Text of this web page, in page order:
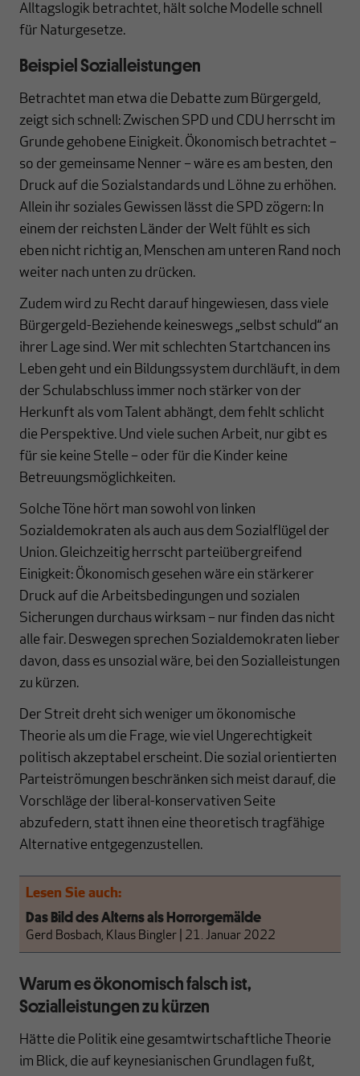
Alltagslogik betrachtet, hält solche Modelle schnell
für Naturgesetze.
Beispiel Sozialleistungen
Betrachtet man etwa die Debatte zum Bürgergeld,
zeigt sich schnell: Zwischen SPD und CDU herrscht im
Grunde gehobene Einigkeit. Ökonomisch betrachtet –
so der gemeinsame Nenner – wäre es am besten, den
Druck auf die Sozialstandards und Löhne zu erhöhen.
Allein ihr soziales Gewissen lässt die SPD zögern: In
einem der reichsten Länder der Welt fühlt es sich
eben nicht richtig an, Menschen am unteren Rand noch
weiter nach unten zu drücken.
Zudem wird zu Recht darauf hingewiesen, dass viele
Bürgergeld-Beziehende keineswegs „selbst schuld“ an
ihrer Lage sind. Wer mit schlechten Startchancen ins
Leben geht und ein Bildungssystem durchläuft, in dem
der Schulabschluss immer noch stärker von der
Herkunft als vom Talent abhängt, dem fehlt schlicht
die Perspektive. Und viele suchen Arbeit, nur gibt es
für sie keine Stelle – oder für die Kinder keine
Betreuungsmöglichkeiten.
Solche Töne hört man sowohl von linken
Sozialdemokraten als auch aus dem Sozialflügel der
Union. Gleichzeitig herrscht parteiübergreifend
Einigkeit: Ökonomisch gesehen wäre ein stärkerer
Druck auf die Arbeitsbedingungen und sozialen
Sicherungen durchaus wirksam – nur finden das nicht
alle fair. Deswegen sprechen Sozialdemokraten lieber
davon, dass es unsozial wäre, bei den Sozialleistungen
zu kürzen.
Der Streit dreht sich weniger um ökonomische
Theorie als um die Frage, wie viel Ungerechtigkeit
politisch akzeptabel erscheint. Die sozial orientierten
Parteiströmungen beschränken sich meist darauf, die
Vorschläge der liberal-konservativen Seite
abzufedern, statt ihnen eine theoretisch tragfähige
Alternative entgegenzustellen.
Lesen Sie auch:
Das Bild des Alterns als Horrorgemälde
Gerd Bosbach, Klaus Bingler 21. Januar 2022
Warum es ökonomisch falsch ist,
Sozialleistungen zu kürzen
Hätte die Politik eine gesamtwirtschaftliche Theorie
im Blick, die auf keynesianischen Grundlagen fußt,